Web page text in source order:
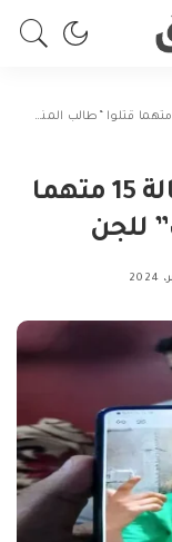
معركة حواري المدبح.. إحالة 15 متهما
للجن